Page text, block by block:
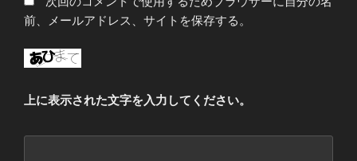
前、メールアドレス、サイトを保存する。
上に表示された文字を入力してください。